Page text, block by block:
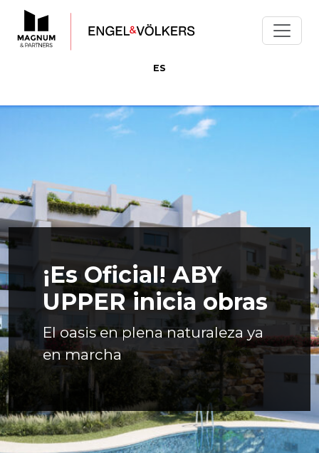
ES
¡Es Oficial! ABY
UPPER inicia obras
El oasis en plena naturaleza ya
en marcha